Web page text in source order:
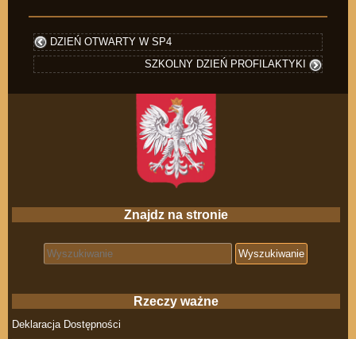
DZIEŃ OTWARTY W SP4
SZKOLNY DZIEŃ PROFILAKTYKI
Znajdz na stronie
Search for:
Rzeczy ważne
Deklaracja Dostępności